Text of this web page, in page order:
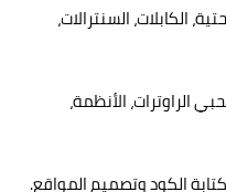
الكابلات، السنترالات،
الراوترات، الأنظمة،
الكود وتصميم المواقع.